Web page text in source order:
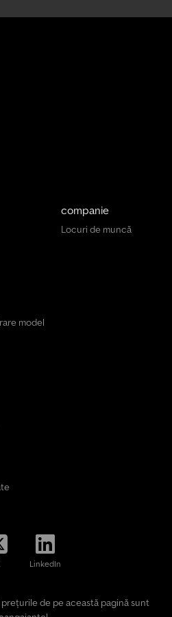
model
companie
Locuri de muncă
LinkedIn
de pe această pagină sunt